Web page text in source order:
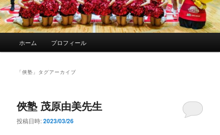
ホーム プロフィール
「俠塾 」タグアーカイブ
俠塾 茂原由美先生
投稿日時:2023/03/26